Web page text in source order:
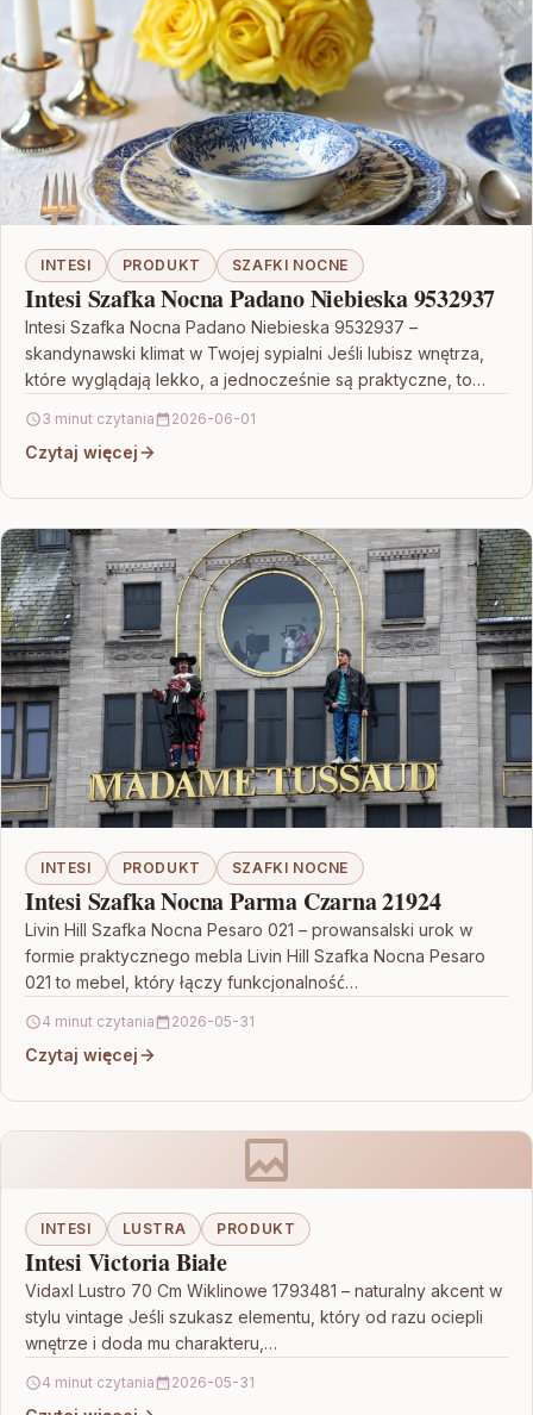
INTESI PRODUKT SZAFKI NOCNE
Intesi Szafka Nocna Padano Niebieska 9532937
Intesi Szafka Nocna Padano Niebieska 9532937 –
skandynawski klimat w Twojej sypialni Jeśli lubisz wnętrza,
które wyglądają lekko, a jednocześnie są praktyczne, to
3 minut czytania 2026-06-01
Czytaj więcej
INTESI PRODUKT SZAFKI NOCNE
Intesi Szafka Nocna Parma Czarna 21924
Livin Hill Szafka Nocna Pesaro 021 – prowansalski urok w
formie praktycznego mebla Livin Hill Szafka Nocna Pesaro
021 to mebel, który łączy funkcjonalność…
4 minut czytania 2026-05-31
Czytaj więcej
INTESI LUSTRA PRODUKT
Intesi Victoria Białe
Vidaxl Lustro 70 Cm Wiklinowe 1793481 – naturalny akcent w
stylu vintage Jeśli szukasz elementu, który od razu ociepli
wnętrze i doda mu charakteru,…
4 minut czytania 2026-05-31